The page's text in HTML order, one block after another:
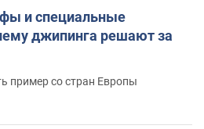
и специальные
джипинга решают за
пример со стран Европы